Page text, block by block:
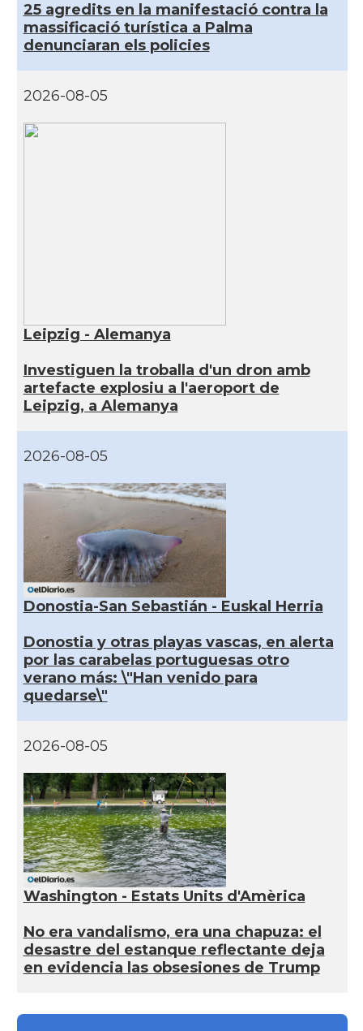
25 agredits en la manifestació contra la
massificació turística a Palma
denunciaran els policies
2026-08-05
Leipzig - Alemanya
Investiguen la troballa d'un dron amb
artefacte explosiu a l'aeroport de
Leipzig, a Alemanya
2026-08-05
Donostia-San Sebastián - Euskal Herria
Donostia y otras playas vascas, en alerta
por las carabelas portuguesas otro
verano más: \"Han venido para
quedarse\"
2026-08-05
Washington - Estats Units d'Amèrica
No era vandalismo, era una chapuza: el
desastre del estanque reflectante deja
en evidencia las obsesiones de Trump